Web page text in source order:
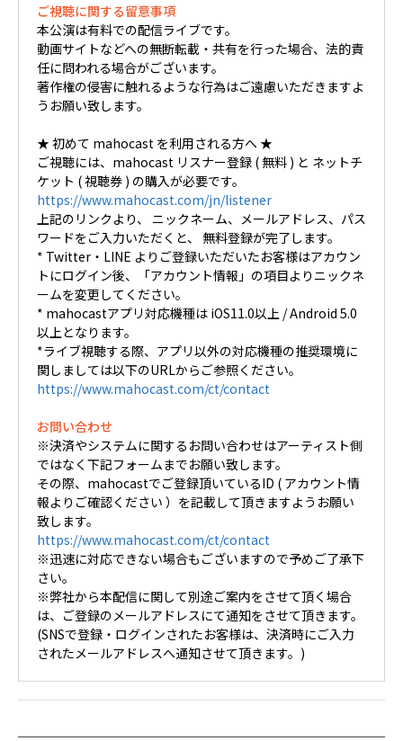
ご視聴に関する留意事項
本公演は有料での配信ライブです。
動画サイトなどへの無断転載・共有を行った場合、法的責
任に問われる場合がございます。
著作権の侵害に触れるような行為はご遠慮いただきますよ
うお願い致します。
★ 初めて mahocast を利用される方へ ★
ご視聴には、mahocast リスナー登録 ( 無料 ) と ネットチ
ケット ( 視聴券 ) の購入が必要です。
https://www.mahocast.com/jn/listener
上記のリンクより、 ニックネーム、メールアドレス、パス
ワードをご入力いただくと、 無料登録が完了します。
* Twitter・LINE よりご登録いただいたお客様はアカウン
トにログイン後、「アカウント情報」の項目よりニックネ
ームを変更してください。
* mahocastアプリ対応機種は iOS11.0以上 / Android 5.0
以上となります。
*ライブ視聴する際、アプリ以外の対応機種の推奨環境に
関しましては以下のURLからご参照ください。
https://www.mahocast.com/ct/contact
お問い合わせ
※決済やシステムに関するお問い合わせはアーティスト側
ではなく下記フォームまでお願い致します。
その際、mahocastでご登録頂いているID ( アカウント情
報よりご確認ください ）を記載して頂きますようお願い
致します。
https://www.mahocast.com/ct/contact
※迅速に対応できない場合もございますので予めご了承下
さい。
※弊社から本配信に関して別途ご案内をさせて頂く場合
は、ご登録のメールアドレスにて通知をさせて頂きます。
(SNSで登録・ログインされたお客様は、決済時にご入力
されたメールアドレスへ通知させて頂きます。)